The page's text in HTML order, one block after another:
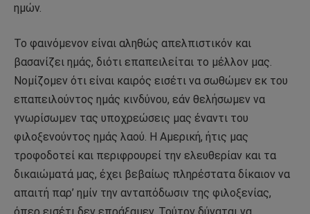
ημών.
Το φαινόμενον είναι αληθώς απελπιστικόν και
βασανίζει ημάς, διότι επαπειλείται το μέλλον μας.
Νομίζομεν ότι είναι καιρός εισέτι να σωθώμεν εκ του
επαπειλούντος ημάς κινδύνου, εάν θελήσωμεν να
γνωρίσωμεν τας υποχρεώσεις μας έναντι του
φιλοξενούντος ημάς λαού. Η Αμερική, ήτις μας
τροφοδοτεί και περιφρουρεί την ελευθερίαν και τα
δικαιώματά μας, έχει βεβαίως πληρέστατα δίκαιον να
απαιτή παρ’ ημίν την ανταπόδωσιν της φιλοξενίας,